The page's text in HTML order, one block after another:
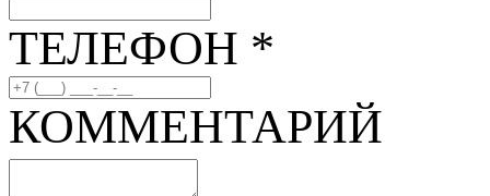
ТЕЛЕФОН *
КОММЕНТАРИЙ